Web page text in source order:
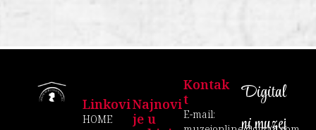
Linkovi
HOME
Najnovi
je u
Kontak
T
E-mail:
Digital
ni muzej